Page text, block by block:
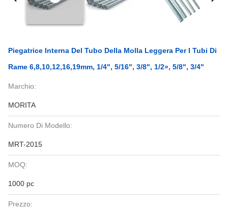
Piegatrice Interna Del Tubo Della Molla Leggera Per I Tubi Di
Rame 6,8,10,12,16,19mm, 1/4", 5/16", 3/8", 1/2», 5/8", 3/4"
Marchio:
MORITA
Numero Di Modello:
MRT-2015
MOQ:
1000 pc
Prezzo: